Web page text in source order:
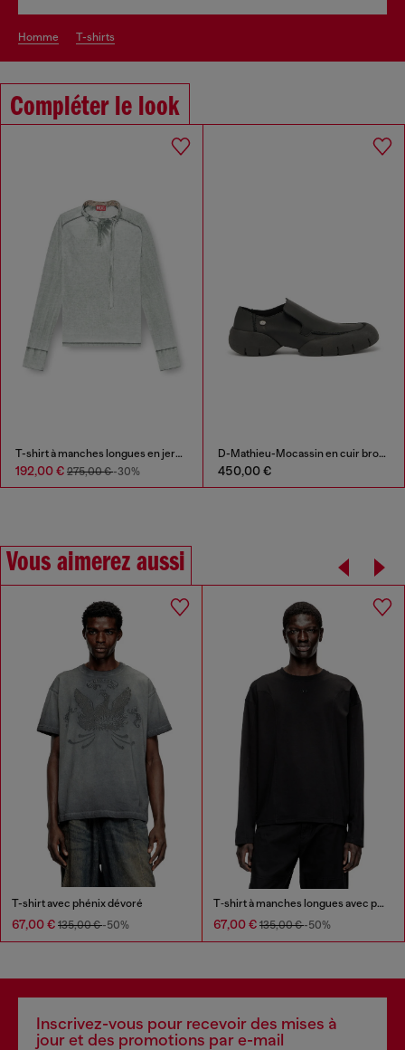
homme t-shirts
Compléter le look
T-shirt à manches longues en jersey côtelé avec col bandoulière style motard
192,00 € 275,00 €-30%
D-Mathieu-Mocassin en cuir brossé avec semelle en caoutchouc
450,00 €
Vous aimerez aussi
T-shirt avec phénix dévoré
67,00 € 135,00 €-50%
T‑shirt à manches longues avec panneaux uni
67,00 € 135,00 €-50%
Inscrivez-vous pour recevoir des mises à
jour et des promotions par e-mail